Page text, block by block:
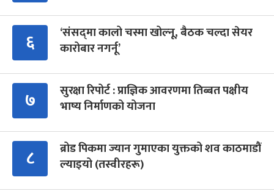
६
‘संसद्‍मा कालो चस्मा खोल्नू, बैठक चल्दा सेयर
कारोबार नगर्नू’
७
सुरक्षा रिपोर्ट : प्राज्ञिक आवरणमा तिब्बत पक्षीय
भाष्य निर्माणको योजना
८
ब्रोड पिकमा ज्यान गुमाएका युक्तको शव काठमाडौं
ल्याइयो (तस्वीरहरू)